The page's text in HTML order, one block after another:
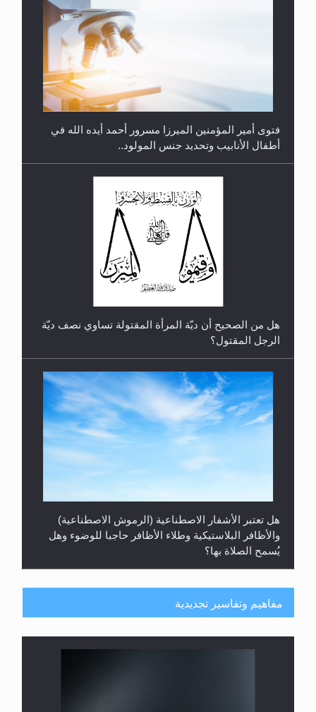
رأيٌ في لغة المسيح الموعود عليه السلام.. 4...
فتوى أمير المؤمنين الميرزا مسرور أحمد أيده الله في
أطفال الأنابيب وتحديد جنس المولود..
هل من الصحيح أن ديّة المرأة المقتولة تساوي نصف ديّة
الرجل المقتول؟
هل تعتبر الأشفار الاصطناعية (الرموش الاصطناعية)
والأظافر البلاستيكية وطلاء الأظافر حاجبا للوضوء وهل
يُسمح الصلاة بها؟
مفاهيم وتفاسير تجديدية